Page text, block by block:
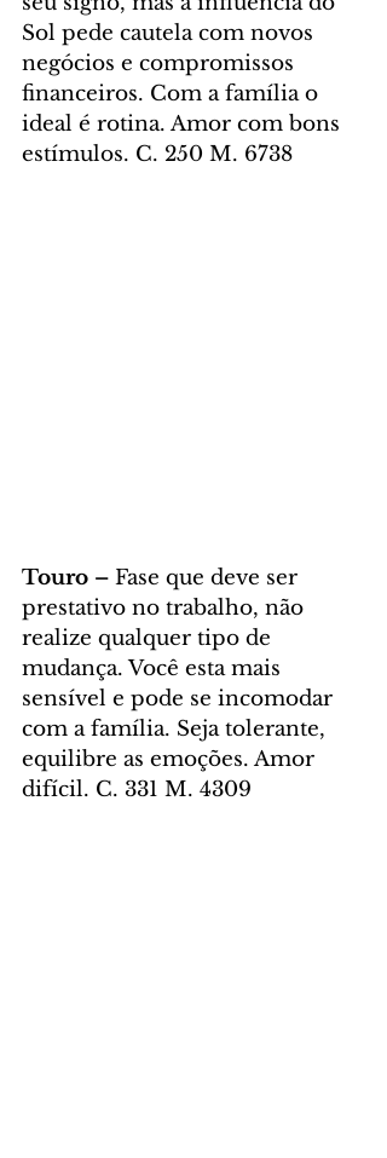
Sol pede cautela com novos
negócios e compromissos
financeiros. Com a família o
ideal é rotina. Amor com bons
estímulos. C. 250 M. 6738
Touro – Fase que deve ser
prestativo no trabalho, não
realize qualquer tipo de
mudança. Você esta mais
sensível e pode se incomodar
com a família. Seja tolerante,
equilibre as emoções. Amor
difícil. C. 331 M. 4309